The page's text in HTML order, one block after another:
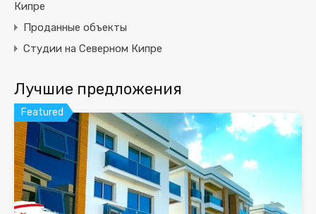
Кипре
Проданные объекты
Студии на Северном Кипре
Лучшие предложения
Featured